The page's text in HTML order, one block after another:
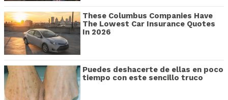
These Columbus Companies Have
The Lowest Car Insurance Quotes
In 2026
Puedes deshacerte de ellas en poco
tiempo con este sencillo truco